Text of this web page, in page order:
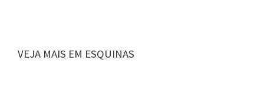
VEJA MAIS EM ESQUINAS